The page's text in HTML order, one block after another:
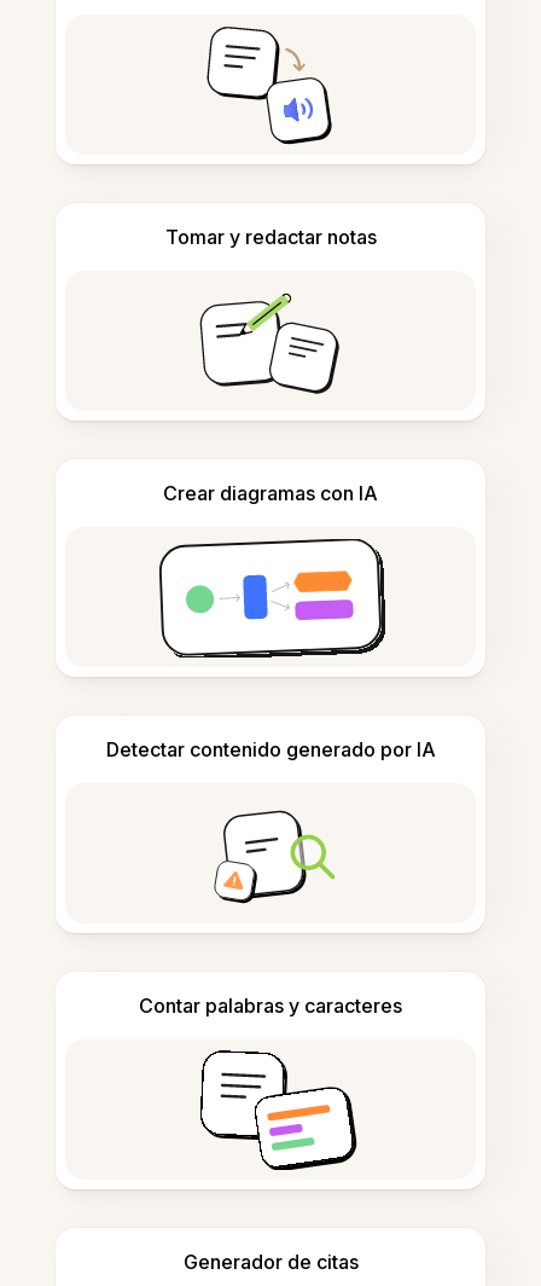
Tomar y redactar notas
Crear diagramas con IA
Detectar contenido generado por IA
Contar palabras y caracteres
Generador de citas